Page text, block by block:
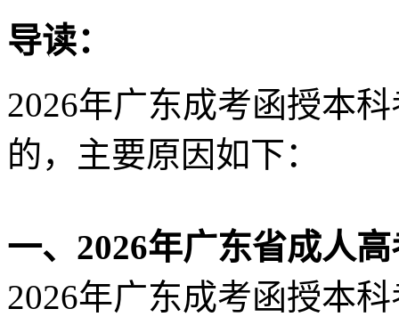
导读：
2026年广东成考函授本
的，主要原因如下：
一、2026年广东省成人
2026年广东成考函授本